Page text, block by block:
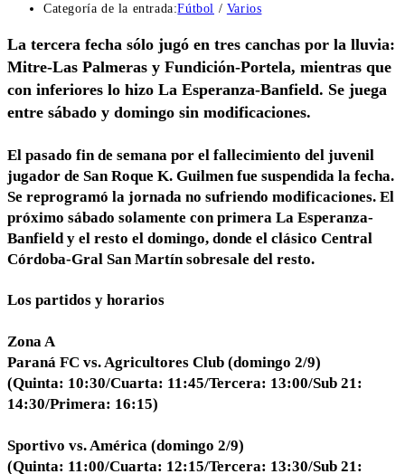
Categoría de la entrada:Fútbol / Varios
La tercera fecha sólo jugó en tres canchas por la lluvia:
Mitre-Las Palmeras y Fundición-Portela, mientras que
con inferiores lo hizo La Esperanza-Banfield. Se juega
entre sábado y domingo sin modificaciones.
El pasado fin de semana por el fallecimiento del juvenil
jugador de San Roque K. Guilmen fue suspendida la fecha.
Se reprogramó la jornada no sufriendo modificaciones. El
próximo sábado solamente con primera La Esperanza-
Banfield y el resto el domingo, donde el clásico Central
Córdoba-Gral San Martín sobresale del resto.
Los partidos y horarios
Zona A
Paraná FC vs. Agricultores Club (domingo 2/9)
(Quinta: 10:30/Cuarta: 11:45/Tercera: 13:00/Sub 21:
14:30/Primera: 16:15)
Sportivo vs. América (domingo 2/9)
(Quinta: 11:00/Cuarta: 12:15/Tercera: 13:30/Sub 21: